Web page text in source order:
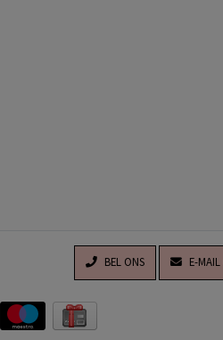
BEL ONS E-